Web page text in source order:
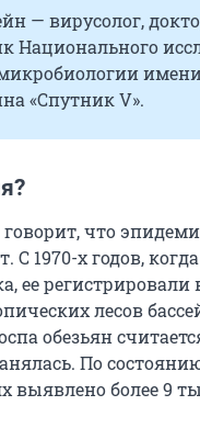
— вирусолог,
Национального
«Спутник V».
что
С 1970-х годов,
ее
лесов
обезьян
По
выявлено более 9